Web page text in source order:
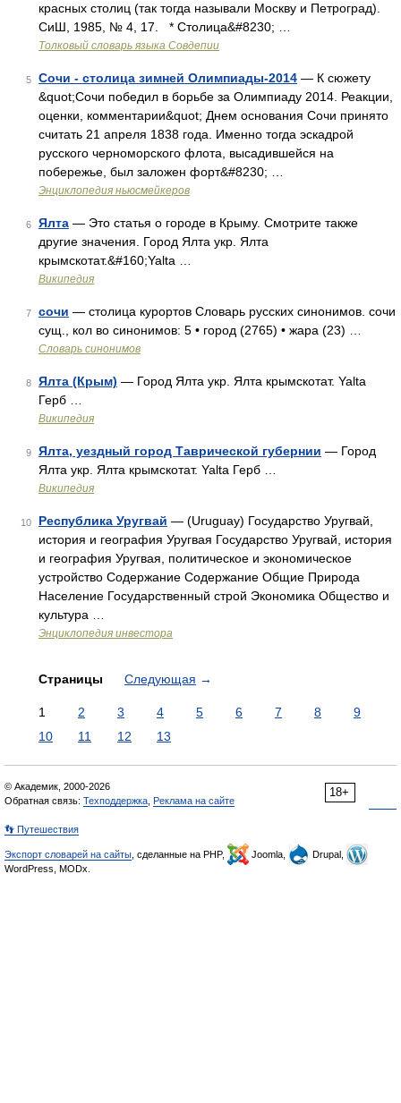
красных столиц (так тогда называли Москву и Петроград).
СиШ, 1985, № 4, 17. * Столица&#8230; …
Толковый словарь языка Совдепии
5 Сочи - столица зимней Олимпиады-2014 — К сюжету
&quot;Сочи победил в борьбе за Олимпиаду 2014. Реакции,
оценки, комментарии&quot; Днем основания Сочи принято
считать 21 апреля 1838 года. Именно тогда эскадрой
русского черноморского флота, высадившейся на
побережье, был заложен форт&#8230; …
Энциклопедия ньюсмейкеров
6 Ялта — Это статья о городе в Крыму. Смотрите также
другие значения. Город Ялта укр. Ялта
крымскотат.&#160;Yalta …
Википедия
7 сочи — столица курортов Словарь русских синонимов. сочи
сущ., кол во синонимов: 5 • город (2765) • жара (23) …
Словарь синонимов
8 Ялта (Крым) — Город Ялта укр. Ялта крымскотат. Yalta
Герб …
Википедия
9 Ялта, уездный город Таврической губернии — Город
Ялта укр. Ялта крымскотат. Yalta Герб …
Википедия
10 Республика Уругвай — (Uruguay) Государство Уругвай,
история и география Уругвая Государство Уругвай, история
и география Уругвая, политическое и экономическое
устройство Содержание Содержание Общие Природа
Население Государственный строй Экономика Общество и
культура …
Энциклопедия инвестора
Страницы Следующая →
1 2 3 4 5 6 7 8
9
10
11 12 13
18+
© Академик, 2000-2026
Обратная связь: Техподдержка Реклама на сайте
👣 Путешествия
Экспорт словарей на сайты , сделанные на PHP, Joomla,
Drupal,
WordPress, MODx.